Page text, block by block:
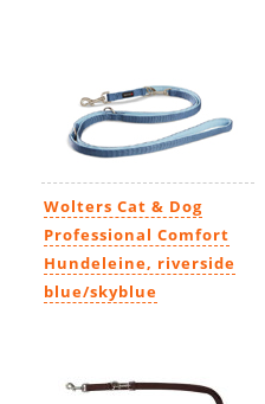
Wolters Cat & Dog
Professional Comfort
Hundeleine, riverside
blue/skyblue